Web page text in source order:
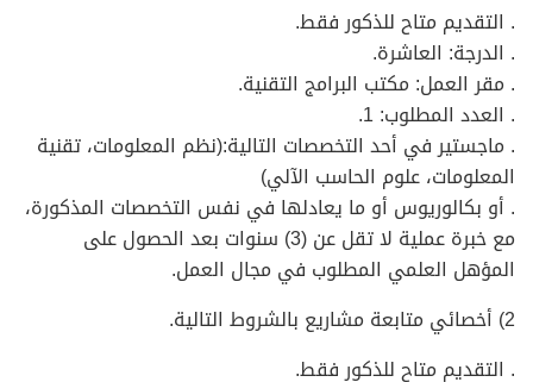
. التقديم متاح للذكور فقط.
. الدرجة: العاشرة.
. مقر العمل: مكتب البرامج التقنية.
. العدد المطلوب: 1.
. ماجستير في أحد التخصصات التالية:(نظم المعلومات، تقنية
المعلومات، علوم الحاسب الآلي)
. أو بكالوريوس أو ما يعادلها في نفس التخصصات المذكورة،
مع خبرة عملية لا تقل عن (3) سنوات بعد الحصول على
المؤهل العلمي المطلوب في مجال العمل.
2) أخصائي متابعة مشاريع بالشروط التالية.
. التقديم متاح للذكور فقط.